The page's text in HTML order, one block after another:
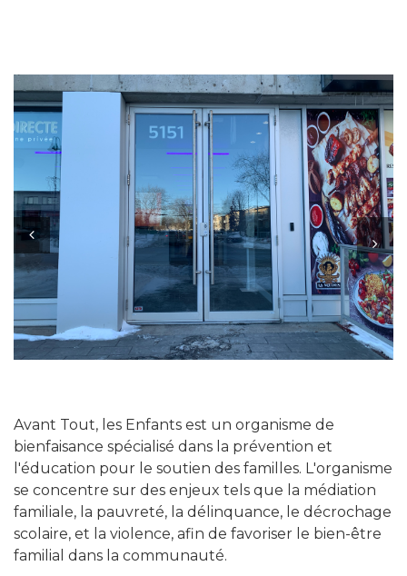
Previous
Next
Avant Tout, les Enfants est un organisme de
bienfaisance spécialisé dans la prévention et
l'éducation pour le soutien des familles. L'organisme
se concentre sur des enjeux tels que la médiation
familiale, la pauvreté, la délinquance, le décrochage
scolaire, et la violence, afin de favoriser le bien-être
familial dans la communauté.